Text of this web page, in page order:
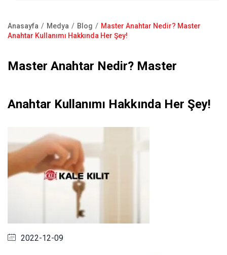
Kale Alarm
Garanti Kayıt Formu
Bize Ulaşın
Sayfa
Anasayfa Medya Blog
Master Anahtar Nedir? Master
Anahtar Kullanımı Hakkında Her Şey!
Master Anahtar Nedir? Master
Anahtar Kullanımı Hakkında Her Şey!
2022-12-09